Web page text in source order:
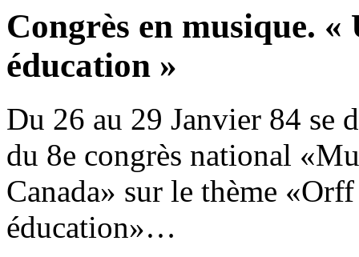
Congrès en musique.
éducation »
Du 26 au 29 Janvier 84 se
du 8e congrès national
Canada» sur le thème
éducation»…